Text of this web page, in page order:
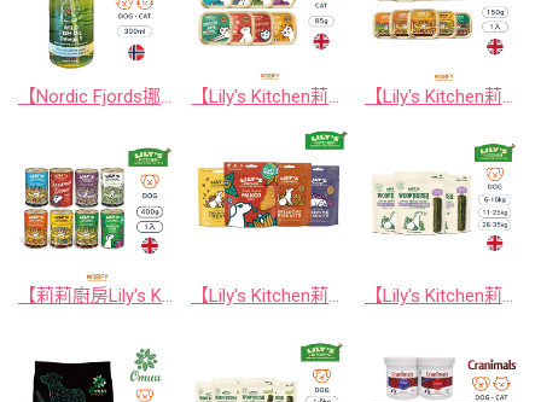
【Nordic Fjords挪威灣】 挪威原裝空運進口 100%野生魚種寵物魚油 100ml / 300ml 防UV噴頭裝 (挪威100%純野生魚油) 【Lily's Kitchen莉莉廚房】英國原裝進口貓罐頭/貓餐盒 85g 【Lily's Kitchen莉莉廚房】英國原裝進口狗罐頭/狗餐盒 150g
【莉莉廚房Lily's Kitchen】英國原裝進口狗罐頭/狗餐盒 400g 【Lily's Kitchen莉莉廚房】英國原裝進口狗狗烘焙餅乾系列 80g 【Lily's Kitchen莉莉廚房】英國原裝進口 腸胃益生元版沃夫潔牙棒/潔牙骨